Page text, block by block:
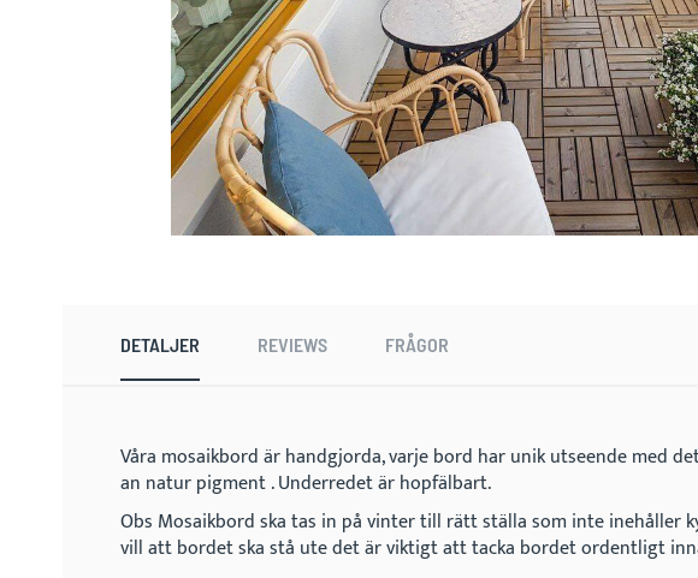
DETALJER REVIEWS FRÅGOR
Våra mosaikbord är handgjorda, varje bord har unik utseende med
an natur pigment . Underredet är hopfälbart.
Obs Mosaikbord ska tas in på vinter till rätt ställa som inte inehåller
vill att bordet ska stå ute det är viktigt att tacka bordet ordentligt